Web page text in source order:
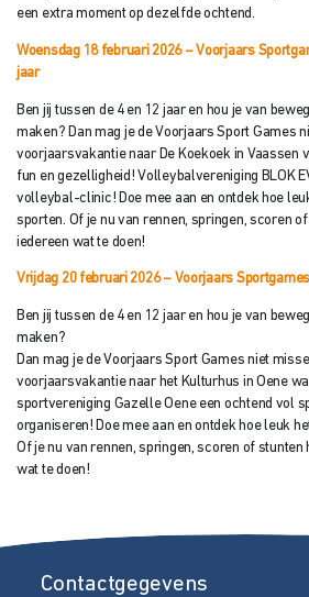
een extra moment op dezelfde ochtend.
Woensdag 18 februari 2026 – Voorjaars
jaar
Ben jij tussen de 4 en 12 jaar en hou je van
maken? Dan mag je de Voorjaars Sport Games
voorjaarsvakantie naar De Koekoek in Vaassen
fun en gezelligheid! Volleybalvereniging BLOK
volleybal-clinic! Doe mee aan en ontdek hoe
sporten. Of je nu van rennen, springen, scoren
iedereen wat te doen!
Vrijdag 20 februari 2026 – Voorjaars
Ben jij tussen de 4 en 12 jaar en hou je van
maken?
Dan mag je de Voorjaars Sport Games niet
voorjaarsvakantie naar het Kulturhus in Oene
sportvereniging Gazelle Oene een ochtend vol
organiseren! Doe mee aan en ontdek hoe leuk
Of je nu van rennen, springen, scoren of stunten
wat te doen!
Contactgegevens